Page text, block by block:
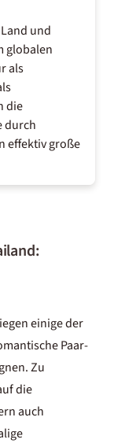
und
globalen
als
die
durch
effektiv große
einige der
Paar-
Zu
die
auch